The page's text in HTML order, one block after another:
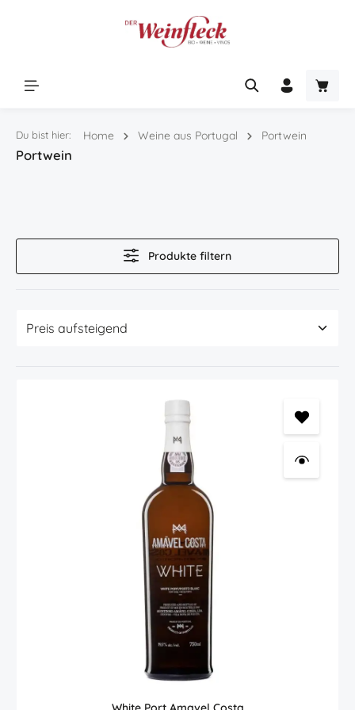
Du bist hier: Home Weine aus Portugal Portwein
Portwein
Produkte filtern